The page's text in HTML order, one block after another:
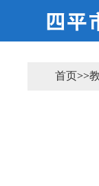
首页>>